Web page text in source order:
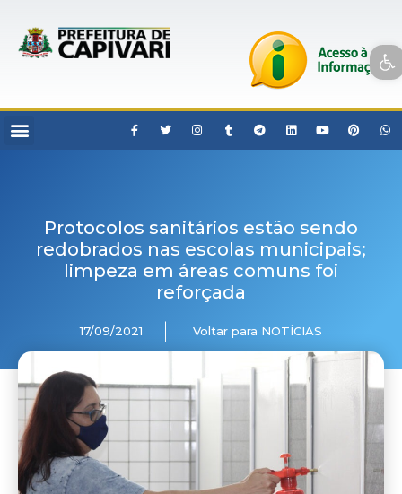
Open toolbar
Protocolos sanitários estão sendo
redobrados nas escolas municipais;
limpeza em áreas comuns foi
reforçada
17/09/2021 Voltar para NOTÍCIAS